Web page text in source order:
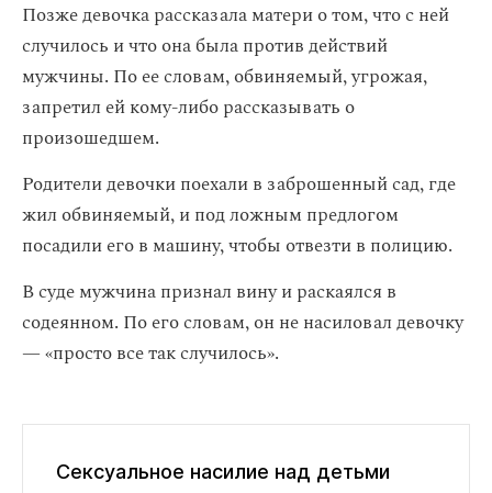
Позже девочка рассказала матери о том, что с ней
случилось и что она была против действий
мужчины. По ее словам, обвиняемый, угрожая,
запретил ей кому-либо рассказывать о
произошедшем.
Родители девочки поехали в заброшенный сад, где
жил обвиняемый, и под ложным предлогом
посадили его в машину, чтобы отвезти в полицию.
В суде мужчина признал вину и раскаялся в
содеянном. По его словам, он не насиловал девочку
— «просто все так случилось».
Сексуальное насилие над детьми